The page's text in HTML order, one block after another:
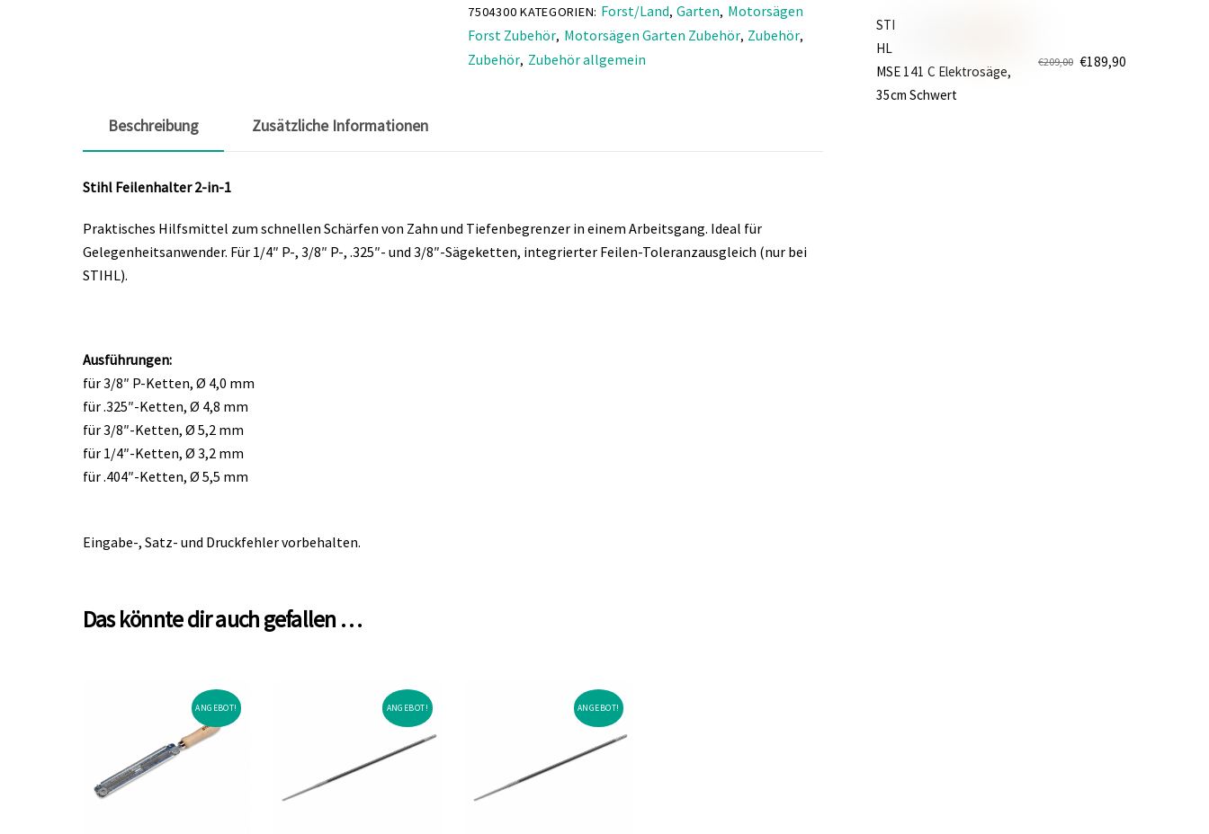
7504300 KATEGORIEN: Forst/Land,Garten, Motorsägen
Forst Zubehör, Motorsägen Garten Zubehör, Zubehör,
Zubehör, Zubehör allgemein
Beschreibung Zusätzliche Informationen
Stihl Feilenhalter 2-in-1
Praktisches Hilfsmittel zum schnellen Schärfen von Zahn und Tiefenbegrenzer in einem Arbeitsgang. Ideal für
Gelegenheitsanwender. Für 1/4″ P-, 3/8″ P-, .325″- und 3/8″-Sägeketten, integrierter Feilen-Toleranzausgleich (nur bei
STIHL).
Ausführungen:
für 3/8″ P-Ketten, Ø 4,0 mm
für .325″-Ketten, Ø 4,8 mm
für 3/8″-Ketten, Ø 5,2 mm
für 1/4″-Ketten, Ø 3,2 mm
für .404″-Ketten, Ø 5,5 mm
Eingabe-, Satz- und Druckfehler vorbehalten.
Das könnte dir auch gefallen …
ANGEBOT! ANGEBOT! ANGEBOT!
€499,00
€419,90.
STI
HL
MSE 141 C Elektrosäge,
35cm Schwert
€209,00
Ursprünglicher
Preis
€189,90
Aktueller
Preis